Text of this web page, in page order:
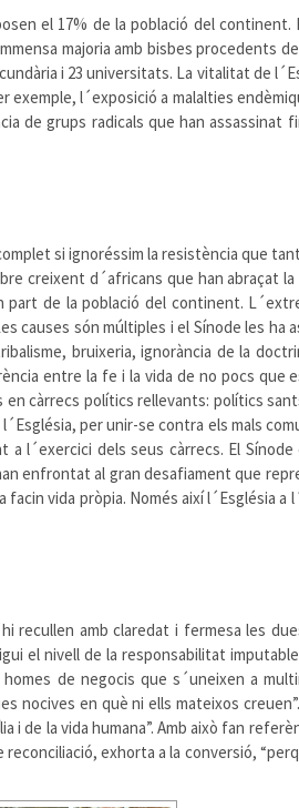
el 17% de la població del continent.
majoria amb bisbes procedents
i 23 universitats. La vitalitat de
l´exposició a malalties
de grups radicals que han assassinat
si ignoréssim la resistència que
creixent d´africans que han abraçat
de la població del continent.
causes són múltiples i el Sínode les ha
bruixeria, ignorància de la
entre la fe i la vida de no pocs que
càrrecs polítics rellevants: polítics
per unir-se contra els mals
l´exercici dels seus càrrecs. El
enfrontat al gran desafiament que
vida pròpia. Només així l´Església a
amb claredat i fermesa les
el nivell de la responsabilitat
de negocis que s´uneixen a
nocives en què ni ells mateixos
de la vida humana”. Amb això fan
exhorta a la conversió,